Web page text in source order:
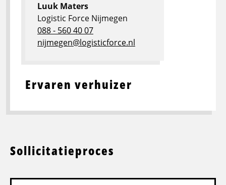
Ervaren verhuizer
Luuk Maters
Logistic Force Nijmegen
088 - 560 40 07
nijmegen@logisticforce.nl
Sollicitatieproces